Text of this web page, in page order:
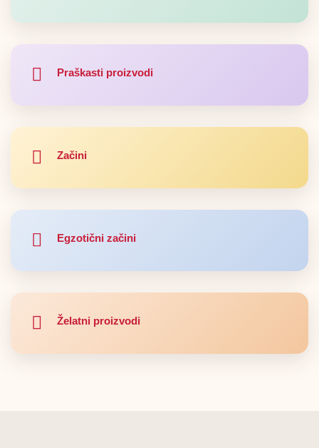
Praškasti proizvodi
Začini
Egzotični začini
Želatni proizvodi